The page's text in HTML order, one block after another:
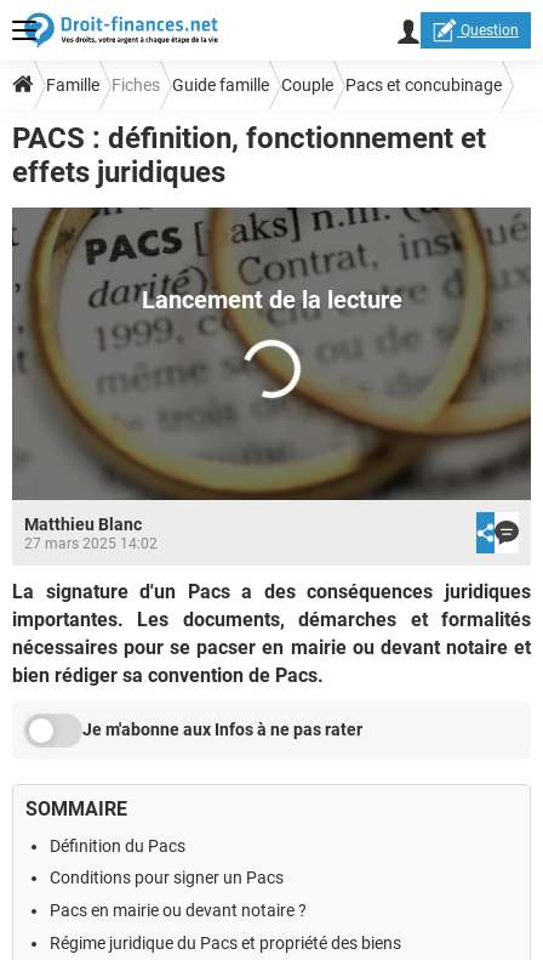
Question
Famille Fiches Guide famille Couple Pacs et concubinage
PACS : définition, fonctionnement et
effets juridiques
Matthieu Blanc
27 mars 2025 14:02
La signature d'un Pacs a des conséquences juridiques
importantes. Les documents, démarches et formalités
nécessaires pour se pacser en mairie ou devant notaire et
bien rédiger sa convention de Pacs.
Je m'abonne aux Infos à ne pas rater
SOMMAIRE
Définition du Pacs
Conditions pour signer un Pacs
Pacs en mairie ou devant notaire ?
Régime juridique du Pacs et propriété des biens